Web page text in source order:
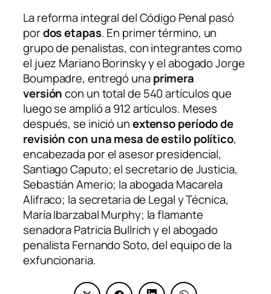
La reforma integral del Código Penal pasó
pordos etapas. En primer término, un
grupo de penalistas, con integrantes como
el juez Mariano Borinsky y el abogado Jorge
Boumpadre, entregó unaprimera
versióncon un total de 540 artículos que
luego se amplió a 912 artículos. Meses
después, se inició unextenso período de
revisión con una mesa de estilo político,
encabezada por el asesor presidencial,
Santiago Caputo; el secretario de Justicia,
Sebastián Amerio; la abogada Macarela
Alifraco; la secretaria de Legal y Técnica,
María Ibarzabal Murphy; la flamante
senadora Patricia Bullrich y el abogado
penalista Fernando Soto, del equipo de la
exfuncionaria.